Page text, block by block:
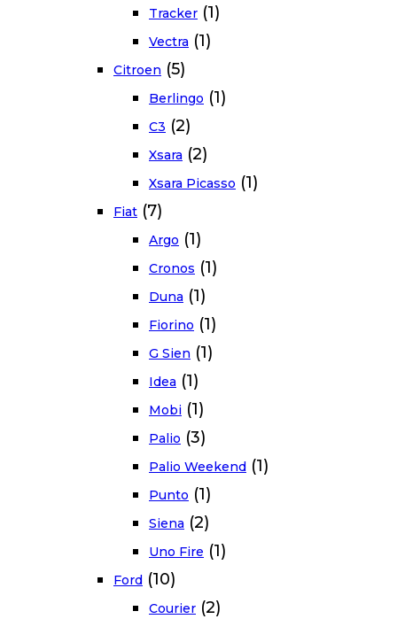
Tracker (1)
Vectra (1)
Citroen (5)
Berlingo (1)
C3 (2)
Xsara (2)
Xsara Picasso (1)
Fiat (7)
Argo (1)
Cronos (1)
Duna (1)
Fiorino (1)
G Sien (1)
Idea (1)
Mobi (1)
Palio (3)
Palio Weekend (1)
Punto (1)
Siena (2)
Uno Fire (1)
Ford (10)
Courier (2)